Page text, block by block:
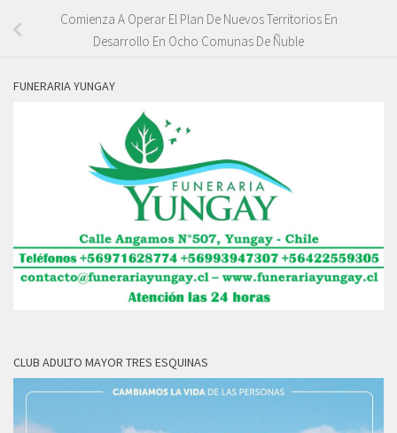
Comienza A Operar El Plan De Nuevos Territorios En
Desarrollo En Ocho Comunas De Ñuble
FUNERARIA YUNGAY
CLUB ADULTO MAYOR TRES ESQUINAS